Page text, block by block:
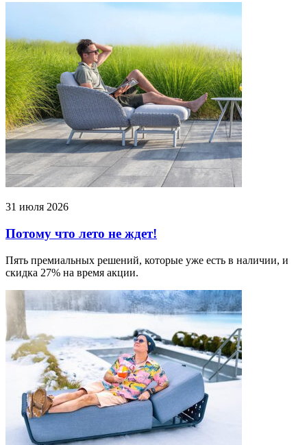
31 июля 2026
Потому что лето не ждет!
Пять премиальных решений, которые уже есть в наличии, и
скидка 27% на время акции.